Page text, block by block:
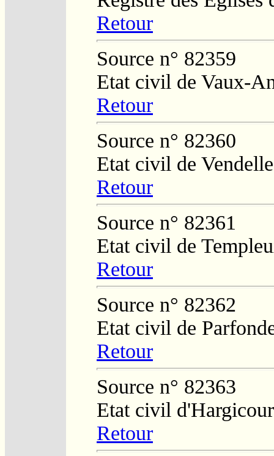
Retour
Source n° 82359
Etat civil de Vaux-
Retour
Source n° 82360
Etat civil de
Retour
Source n° 82361
Etat civil de
Retour
Source n° 82362
Etat civil de
Retour
Source n° 82363
Etat civil
Retour